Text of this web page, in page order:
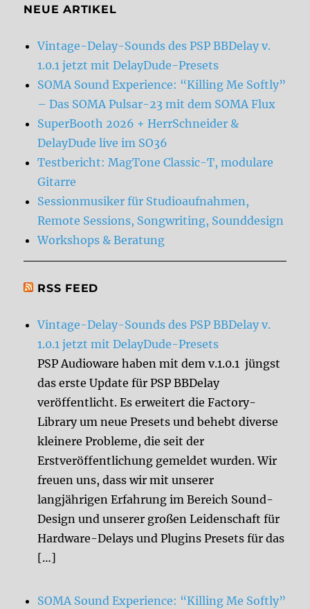
NEUE ARTIKEL
Vintage-Delay-Sounds des PSP BBDelay v.
1.0.1 jetzt mit DelayDude-Presets
SOMA Sound Experience: “Killing Me Softly”
– Das SOMA Pulsar-23 mit dem SOMA Flux
SuperBooth 2026 + HerrSchneider &
DelayDude live im SO36
Testbericht: MagTone Classic-T, modulare
Gitarre
Sessionmusiker für Studioaufnahmen,
Remote Sessions, Songwriting, Sounddesign
Workshops & Beratung
RSS FEED
Vintage-Delay-Sounds des PSP BBDelay v.
1.0.1 jetzt mit DelayDude-Presets
PSP Audioware haben mit dem v.1.0.1 jüngst
das erste Update für PSP BBDelay
veröffentlicht. Es erweitert die Factory-
Library um neue Presets und behebt diverse
kleinere Probleme, die seit der
Erstveröffentlichung gemeldet wurden. Wir
freuen uns, dass wir mit unserer
langjährigen Erfahrung im Bereich Sound-
Design und unserer großen Leidenschaft für
Hardware-Delays und Plugins Presets für das
[…]
SOMA Sound Experience: “Killing Me Softly”